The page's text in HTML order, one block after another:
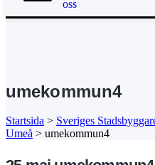
oss
umekommun4
Startsida > Sveriges
Umeå > umekommun4